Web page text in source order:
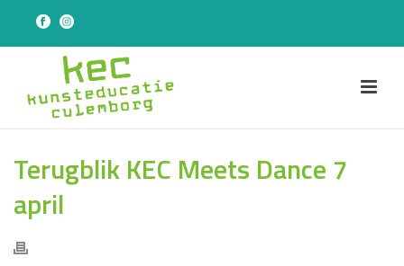
Terugblik KEC Meets Dance 7
april